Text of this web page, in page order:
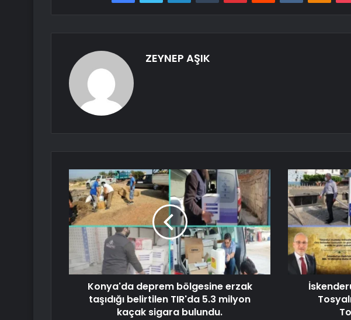
ZEYNEP AŞIK
Konya'da deprem bölgesine erzak
taşıdığı belirtilen TIR'da 5.3 milyon
kaçak sigara bulundu.